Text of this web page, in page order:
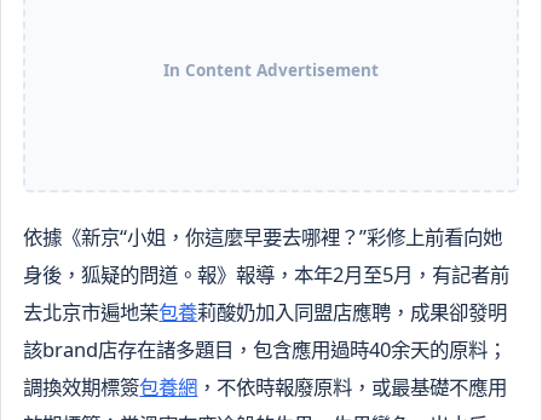
In Content Advertisement
依據《新京“小姐，你這麼早要去哪裡？”彩修上前看向她
身後，狐疑的問道。報》報導，本年2月至5月，有記者前
去北京市遍地茉包養莉酸奶加入同盟店應聘，成果卻發明
該brand店存在諸多題目，包含應用過時40余天的原料；
調換效期標簽包養網 ，不依時報廢原料，或最基礎不應用